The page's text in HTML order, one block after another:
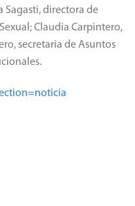
Sagasti, directora de
Claudia Carpintero,
secretaria de Asuntos